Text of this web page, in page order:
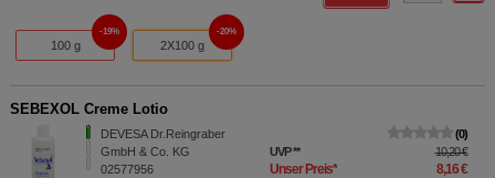
100 g
19%
2X100 g
20%
SEBEXOL Creme Lotio
DEVESA Dr.Reingraber
GmbH & Co. KG
02577956
0
UVP** 10,20 €
Unser Preis* 8,16 €